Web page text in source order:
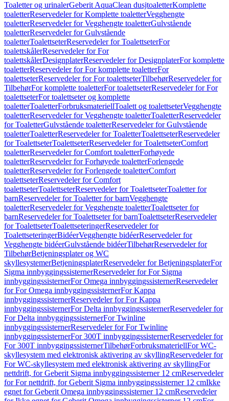
Toaletter og urinalerGeberit AquaClean dusjtoaletterKomplette
toaletterReservedeler for Komplette toaletterVegghengte
toaletterReservedeler for Vegghengte toaletterGulvstående
toaletterReservedeler for Gulvstående
toaletterToalettseterReservedeler for ToalettseterFor
toalettskålerReservedeler for For
toalettskålerDesignplaterReservedeler for DesignplaterFor komplette
toaletterReservedeler for For komplette toaletterFor
toalettseterReservedeler for For toalettseterTilbehørReservedeler for
TilbehørFor komplette toaletterFor toalettseterReservedeler for For
toalettseterFor toalettseter og komplette
toaletterToaletterForbruksmateriellToalett og toalettseterVegghengte
toaletterReservedeler for Vegghengte toaletterToaletterReservedeler
for ToaletterGulvstående toaletterReservedeler for Gulvstående
toaletterToaletterReservedeler for ToaletterToalettseterReservedeler
for ToalettseterToalettseterReservedeler for ToalettseterComfort
toaletterReservedeler for Comfort toaletterForhøyede
toaletterReservedeler for Forhøyede toaletterForlengede
toaletterReservedeler for Forlengede toaletterComfort
toalettseterReservedeler for Comfort
toalettseterToalettseterReservedeler for ToalettseterToaletter for
barnReservedeler for Toaletter for barnVegghengte
toaletterReservedeler for Vegghengte toaletterToalettseter for
barnReservedeler for Toalettseter for barnToalettseterReservedeler
for ToalettseterToalettseteringerReservedeler for
ToalettseteringerBidéerVegghengte bidéerReservedeler for
Vegghengte bidéerGulvstående bidéerTilbehørReservedeler for
TilbehørBetjeningsplater og WC
skyllesystemerBetjeningsplaterReservedeler for BetjeningsplaterFor
Sigma innbyggingssisternerReservedeler for For Sigma
innbyggingssisternerFor Omega innbyggingssisternerReservedeler
for For Omega innbyggingssisternerFor Kappa
innbyggingssisternerReservedeler for For Kappa
innbyggingssisternerFor Delta innbyggingssisternerReservedeler for
For Delta innbyggingssisternerFor Twinline
innbyggingssisternerReservedeler for For Twinline
innbyggingssisternerFor 300T innbyggingssisternerReservedeler for
For 300T innbyggingssisternerTilbehørForbruksmateriellFor WC-
skyllesystem med elektronisk aktivering av skyllingReservedeler for
For WC-skyllesystem med elektronisk aktivering av skyllingFor
nettdrift, for Geberit Sigma innbyggingssisterner 12 cmReservedeler
for For nettdrift, for Geberit Sigma innbyggingssisterner 12 cmIkke
egnet for Geberit Omega innbyggingssisterner 12 cmReservedeler